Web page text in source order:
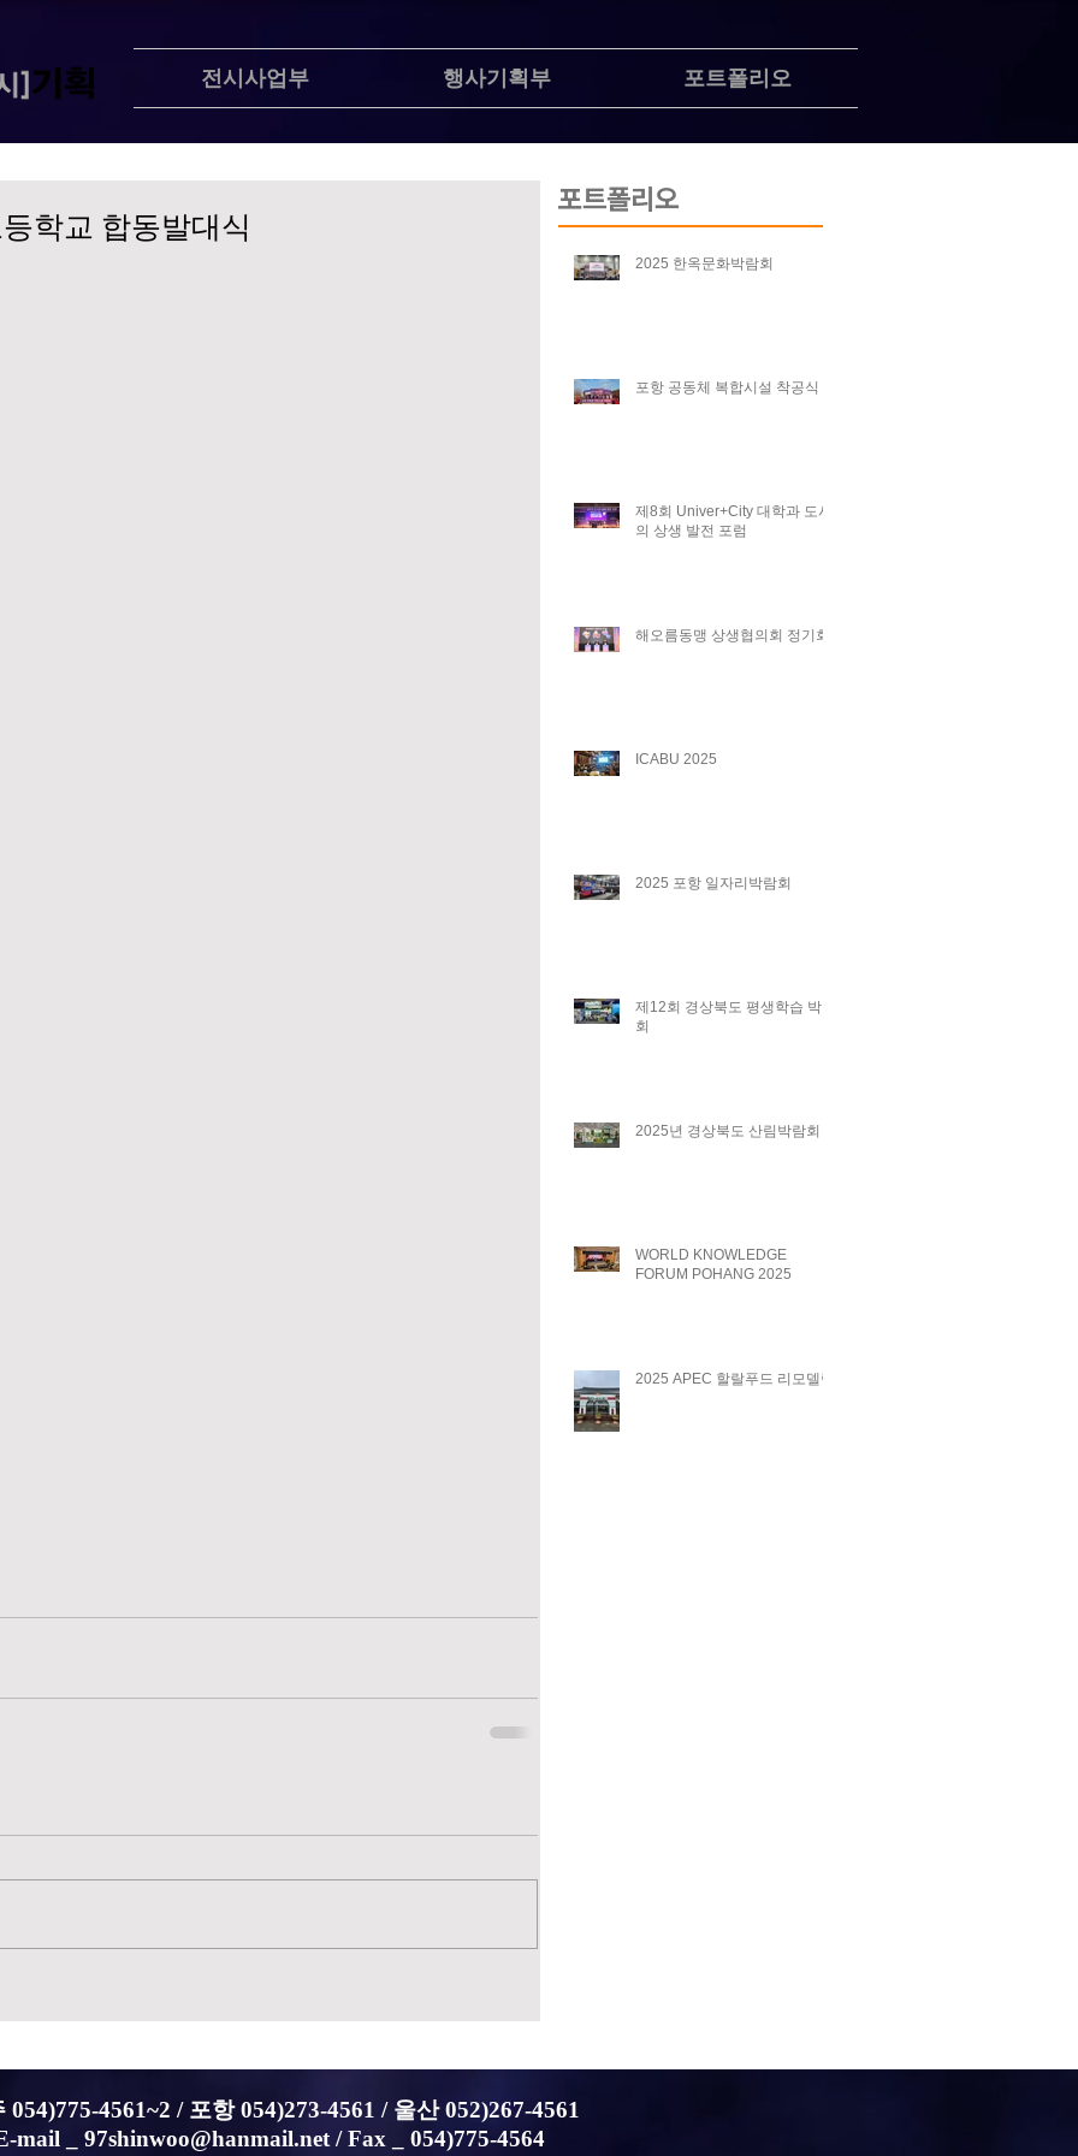
전시사업부 행사기획부 포트폴리오
학교 합동발대식
포트폴리오
2025 한옥문화박람회
포항 공동체 복합시설 착공식
제8회 Univer+City 대학과 도시
의 상생 발전 포럼
해오름동맹 상생협의회 정기회
ICABU 2025
2025 포항 일자리박람회
제12회 경상북도 평생학습 박람
회
2025년 경상북도 산림박람회
WORLD KNOWLEDGE
FORUM POHANG 2025
2025 APEC 할랄푸드 리모델링
054)775-4561~2 / 포항 054)273-4561 / 울산 052)267-4561
mail _ 97shinwoo@hanmail.net/ Fax _ 054)775-4564